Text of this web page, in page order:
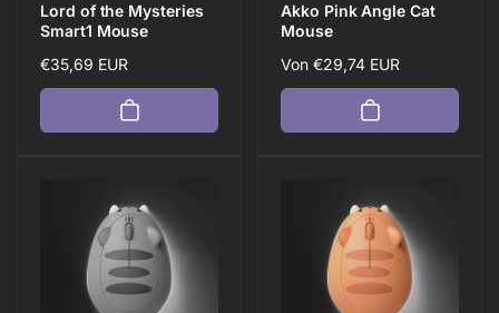
Lord of the Mysteries
Smart1 Mouse
Normaler
Preis
€35,69 EUR
Akko Pink Angle Cat
Mouse
Normaler
Preis
Von €29,74 EUR